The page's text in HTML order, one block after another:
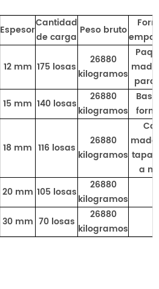
Espesor
Cantidad
de carga
Peso bruto
12 mm 175 losas
26880
kilogramos
para
15 mm 140 losas
26880
kilogramos
18 mm 116 losas
26880
kilogramos tapa
a
20 mm 105 losas
26880
kilogramos
30 mm 70 losas
26880
kilogramos